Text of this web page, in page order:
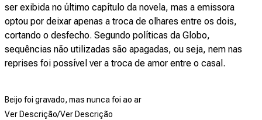
ser exibida no último capítulo da novela, mas a emissora
optou por deixar apenas a troca de olhares entre os dois,
cortando o desfecho. Segundo políticas da Globo,
sequências não utilizadas são apagadas, ou seja, nem nas
reprises foi possível ver a troca de amor entre o casal.
Beijo foi gravado, mas nunca foi ao ar
Ver Descrição/Ver Descrição